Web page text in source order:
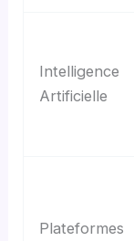
Intelligence
Artificielle
Plateformes